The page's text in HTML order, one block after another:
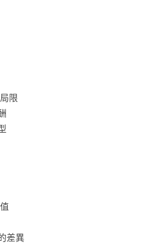
人手一本的案頭書，新版加值收錄
戴維斯、喬爾．葛林布萊特、保
斯．葛林瓦德做序盛讚：「《投資
代五位最佳投資思想家大成的作
大師中的大師）
人暨執行長）
金融所教授、前中華電信財務長）
差異